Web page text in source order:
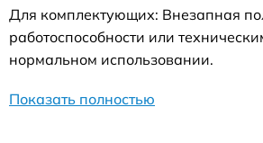
Для комплектующих: Внезапная
работоспособности или
нормальном использовании.
Показать полностью